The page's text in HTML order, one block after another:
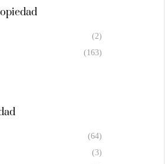
(2)
(163)
(64)
(3)